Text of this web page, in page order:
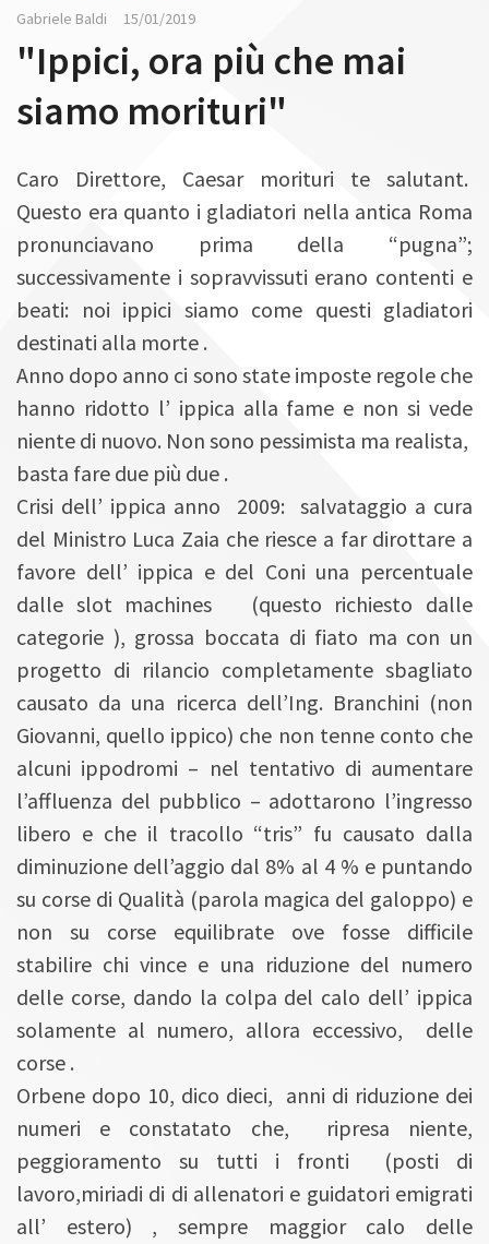
Gabriele Baldi 15/01/2019
"Ippici, ora più che mai
siamo morituri"
Caro Direttore, Caesar morituri te salutant.
Questo era quanto i gladiatori nella antica Roma
pronunciavano prima della “pugna”;
successivamente i sopravvissuti erano contenti e
beati: noi ippici siamo come questi gladiatori
destinati alla morte .
Anno dopo anno ci sono state imposte regole che
hanno ridotto l’ ippica alla fame e non si vede
niente di nuovo. Non sono pessimista ma realista,
basta fare due più due .
Crisi dell’ ippica anno 2009: salvataggio a cura
del Ministro Luca Zaia che riesce a far dirottare a
favore dell’ ippica e del Coni una percentuale
dalle slot machines (questo richiesto dalle
categorie ), grossa boccata di fiato ma con un
progetto di rilancio completamente sbagliato
causato da una ricerca dell’Ing. Branchini (non
Giovanni, quello ippico) che non tenne conto che
alcuni ippodromi – nel tentativo di aumentare
l’affluenza del pubblico – adottarono l’ingresso
libero e che il tracollo “tris” fu causato dalla
diminuzione dell’aggio dal 8% al 4 % e puntando
su corse di Qualità (parola magica del galoppo) e
non su corse equilibrate ove fosse difficile
stabilire chi vince e una riduzione del numero
delle corse, dando la colpa del calo dell’ ippica
solamente al numero, allora eccessivo, delle
corse .
Orbene dopo 10, dico dieci, anni di riduzione dei
numeri e constatato che, ripresa niente,
peggioramento su tutti i fronti (posti di
lavoro,miriadi di di allenatori e guidatori emigrati
all’ estero) , sempre maggior calo delle